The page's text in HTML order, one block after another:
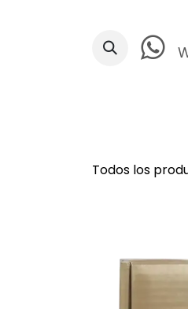
Todos los